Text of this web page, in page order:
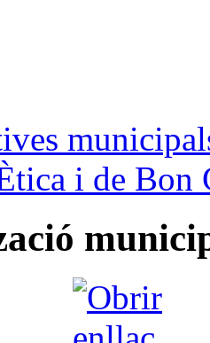
i de Bon